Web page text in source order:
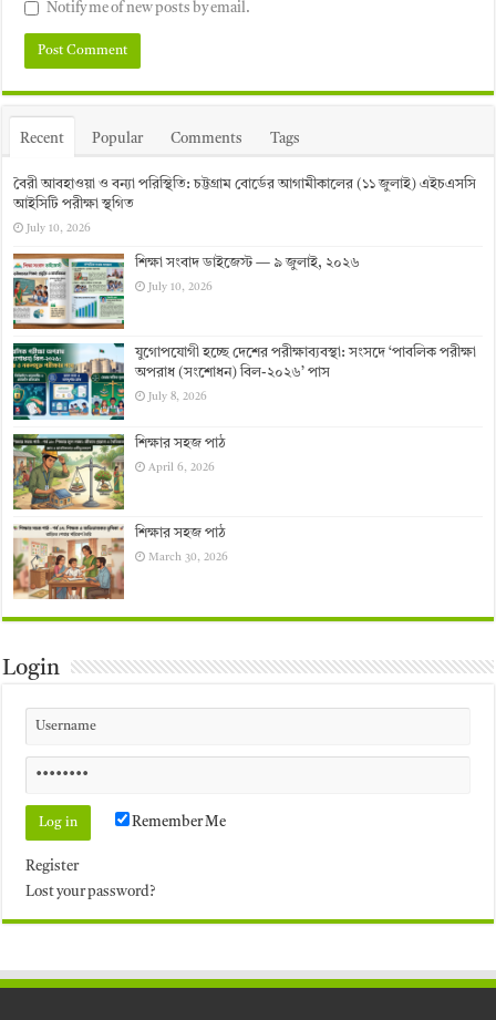
Notify me of new posts by email.
Recent Popular Comments Tags
বৈরী আবহাওয়া ও বন্যা পরিস্থিতি: চট্টগ্রাম বোর্ডের আগামীকালের (১১ জুলাই) এইচএসসি
আইসিটি পরীক্ষা স্থগিত
July 10, 2026
শিক্ষা সংবাদ ডাইজেস্ট — ৯ জুলাই, ২০২৬
July 10, 2026
যুগোপযোগী হচ্ছে দেশের পরীক্ষাব্যবস্থা: সংসদে ‘পাবলিক পরীক্ষা
অপরাধ (সংশোধন) বিল-২০২৬’ পাস
July 8, 2026
শিক্ষার সহজ পাঠ
April 6, 2026
শিক্ষার সহজ পাঠ
March 30, 2026
Login
Remember Me
Register
Lost your password?